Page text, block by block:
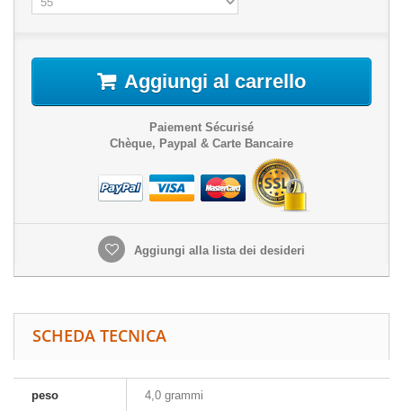
Aggiungi al carrello
Paiement Sécurisé
Chèque, Paypal & Carte Bancaire
Aggiungi alla lista dei desideri
SCHEDA TECNICA
peso 4,0 grammi